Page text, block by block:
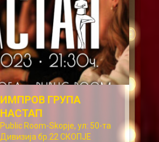
ИМПРОВ ГРУПА
НАСТАП
Public Room-Skopje, ул: 50-та
Дивизија бр.22 СКОПЈЕ